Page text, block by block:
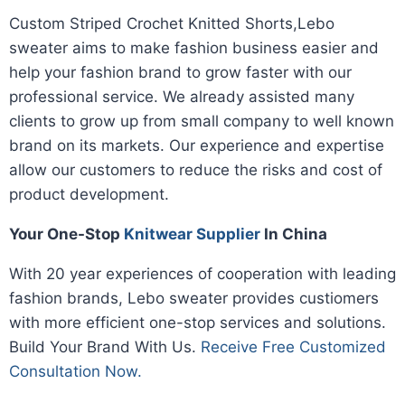
Custom Striped Crochet Knitted Shorts,Lebo
sweater aims to make fashion business easier and
help your fashion brand to grow faster with our
professional service. We already assisted many
clients to grow up from small company to well known
brand on its markets. Our experience and expertise
allow our customers to reduce the risks and cost of
product development.
Your One-Stop Knitwear Supplier In China
With 20 year experiences of cooperation with leading
fashion brands, Lebo sweater provides custiomers
with more efficient one-stop services and solutions.
Build Your Brand With Us. Receive Free Customized
Consultation Now.